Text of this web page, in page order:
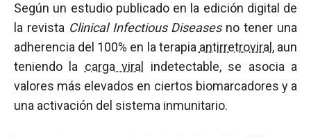
Según un estudio publicado en la edición digital de
la revista Clinical Infectious Diseases no tener una
adherencia del 100% en la terapia antirretroviral , aun
teniendo la carga viral
indetectable, se asocia a
valores más elevados en ciertos biomarcadores y a
una activación del sistema inmunitario.